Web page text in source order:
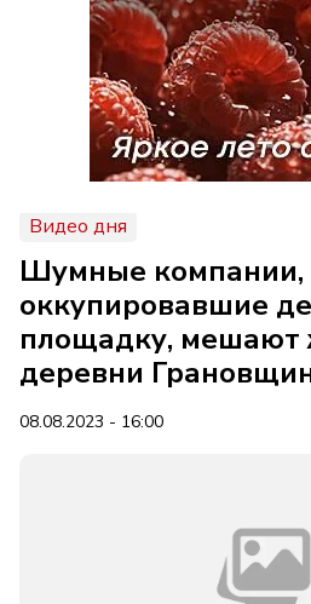
Видео дня
Шумные компании,
оккупировавшие
площадку, мешают
деревни
08.08.2023 - 16:00